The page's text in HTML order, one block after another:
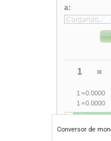
Conversor de